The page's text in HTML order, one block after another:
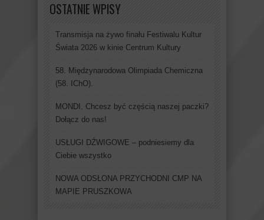
OSTATNIE WPISY
Transmisja na żywo finału Festiwalu Kultur
Świata 2026 w kinie Centrum Kultury
58. Międzynarodowa Olimpiada Chemiczna
(58. IChO).
MONDI. Chcesz być częścią naszej paczki?
Dołącz do nas!
USŁUGI DŹWIGOWE – podniesiemy dla
Ciebie wszystko
NOWA ODSŁONA PRZYCHODNI CMP NA
MAPIE PRUSZKOWA